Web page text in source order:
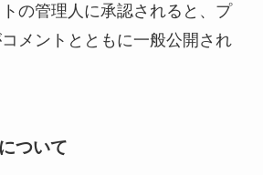
の管理人に承認されると、プ
メントとともに一般公開され
ついて